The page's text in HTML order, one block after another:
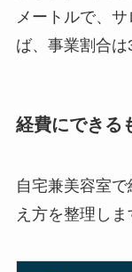
メートルで、
ば、事業割合は
経費にできる
自宅兼美容室
え方を整理しま